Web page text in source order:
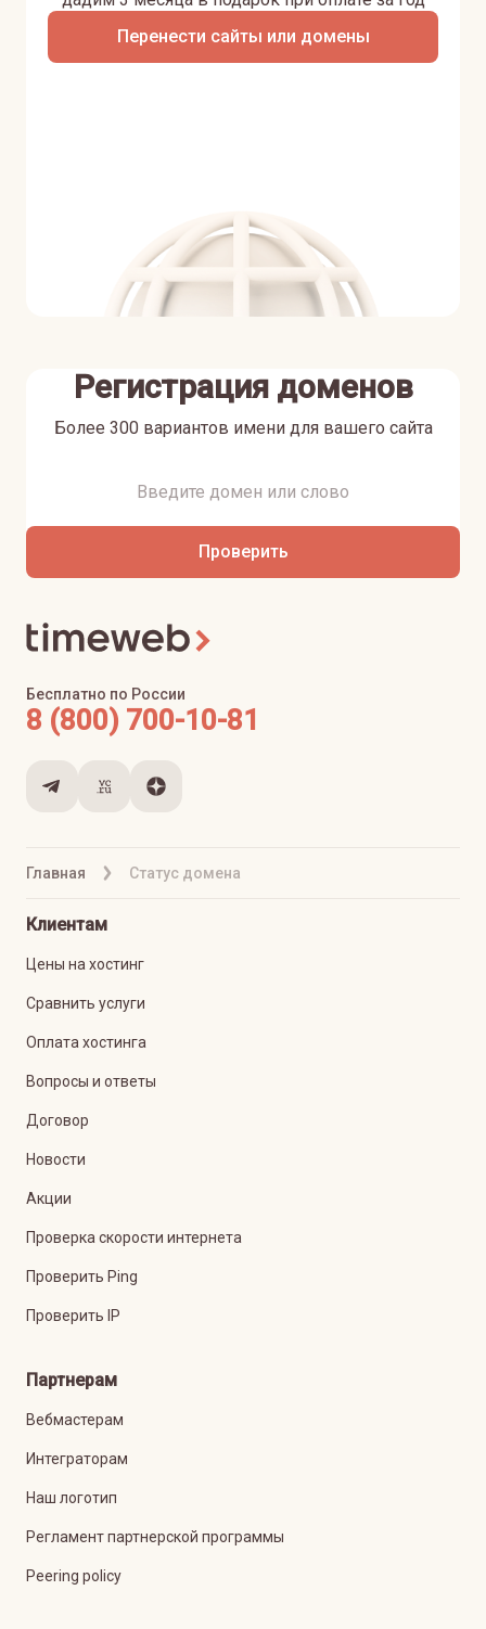
Перенести сайты или домены
Регистрация доменов
Более 300 вариантов имени для вашего сайта
Проверить
Главная Статус домена
Бесплатно по России
8 (800) 700-10-81
Клиентам
Цены на хостинг
Сравнить услуги
Оплата хостинга
Вопросы и ответы
Договор
Новости
Акции
Проверка скорости интернета
Проверить Ping
Проверить IP
Партнерам
Вебмастерам
Интеграторам
Наш логотип
Регламент партнерской программы
Peering policy